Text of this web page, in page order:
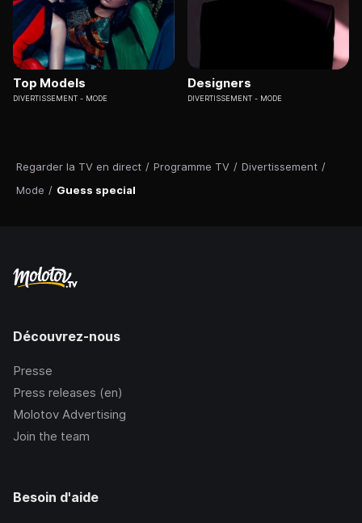
Regarder la TV en direct / Programme TV / Divertissement /
Mode / Guess special
Top Models
DIVERTISSEMENT MODE
Designers
DIVERTISSEMENT MODE
Découvrez-nous
Presse
Press releases (en)
Molotov Advertising
Join the team
Besoin d'aide